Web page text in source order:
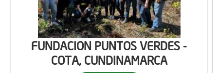
FUNDACION PUNTOS VERDES -
COTA, CUNDINAMARCA